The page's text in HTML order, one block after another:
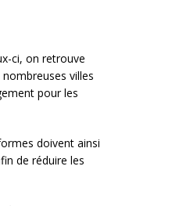
ci, on retrouve
villes
pour les
doivent ainsi
de réduire les